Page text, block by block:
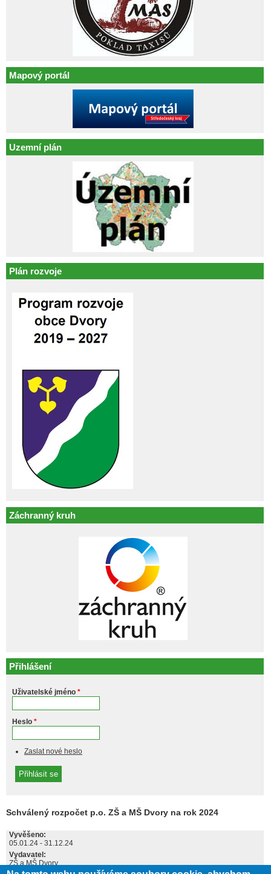
Mapový portál
Uzemní plán
Plán rozvoje
Záchranný kruh
Přihlášení
Uživatelské jméno *
Heslo *
Zaslat nové heslo
Schválený rozpočet p.o. ZŠ a MŠ Dvory na rok 2024
Vyvěšeno:
05.01.24 - 31.12.24
Vydavatel:
ZŠ a MŠ Dvory